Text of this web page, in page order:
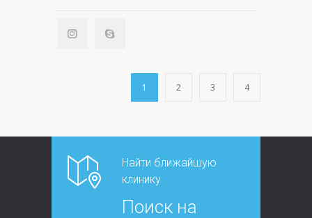
1 2 3 4
Найти ближайшую
клинику
Поиск на